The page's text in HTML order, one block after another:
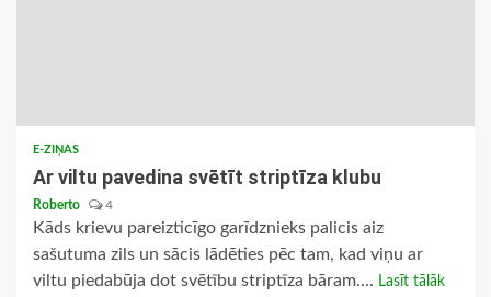
E-ZIŅAS
Ar viltu pavedina svētīt striptīza klubu
Roberto 4
Kāds krievu pareizticīgo garīdznieks palicis aiz
sašutuma zils un sācis lādēties pēc tam, kad viņu ar
viltu piedabūja dot svētību striptīza bāram.... Lasīt tālāk